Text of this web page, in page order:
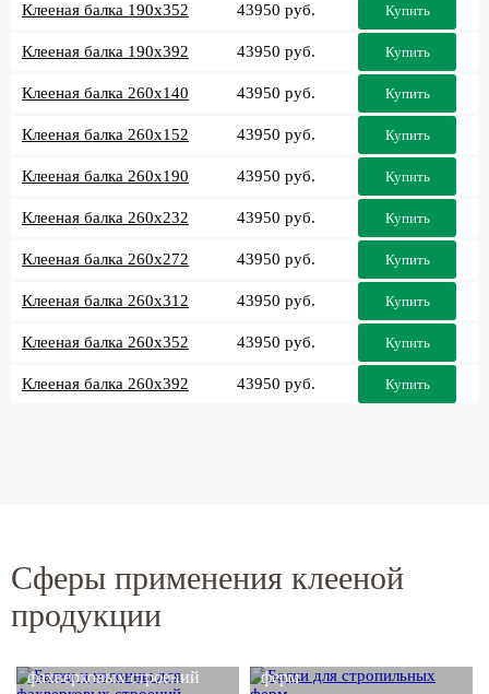
Клееная балка 190x352 43950 руб. Купить
Клееная балка 190x392 43950 руб. Купить
Клееная балка 260x140 43950 руб. Купить
Клееная балка 260x152 43950 руб. Купить
Клееная балка 260x190 43950 руб. Купить
Клееная балка 260x232 43950 руб. Купить
Клееная балка 260x272 43950 руб. Купить
Клееная балка 260x312 43950 руб. Купить
Клееная балка 260x352 43950 руб. Купить
Клееная балка 260x392 43950 руб. Купить
Сферы применения клееной
продукции
фахверковых строений
ферм